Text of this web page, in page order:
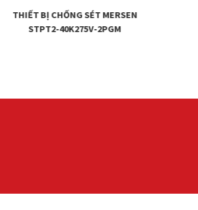
THIẾT BỊ CHỐNG SÉT MERSEN
STPT2-40K275V-2PGM